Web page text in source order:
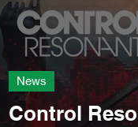
Control
News